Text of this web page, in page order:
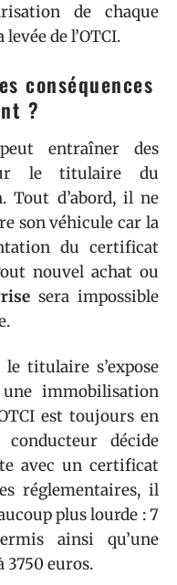
de chaque
de l’OTCI.
conséquences
?
entraîner des
le titulaire du
Tout d’abord, il ne
son véhicule car la
du certificat
nouvel achat ou
sera impossible
le titulaire s’expose
immobilisation
est toujours en
décide
avec un certificat
réglementaires, il
plus lourde : 7
ainsi qu’une
3750 euros.